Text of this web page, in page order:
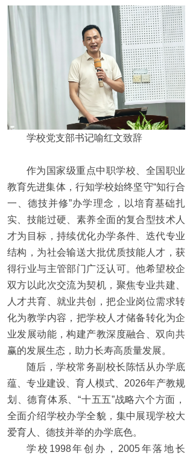
学校党支部书记喻红文致辞
作为国家级重点中职学校、全国职业
教育先进集体，行知学校始终坚守“知行合
一、德技并修”办学理念，以培育基础扎
实、技能过硬、素养全面的复合型技术人
才为目标，持续优化办学条件、迭代专业
结构，为社会输送大批优质技能人才，获
得行业与主管部门广泛认可。他希望校企
双方以此次交流为契机，聚焦专业共建、
人才共育、就业共创，把企业岗位需求转
化为教学内容，把学校人才储备转化为企
业发展动能，构建产教深度融合、双向共
赢的发展生态，助力长寿高质量发展。
随后，学校常务副校长陈恬从办学底
蕴、专业建设、育人模式、2026年产教规
划、德育体系、“十五五”战略六个方面，
全面介绍学校办学全貌，集中展现学校大
爱育人、德技并举的办学底色。
学校1998年创办，2005年落地长